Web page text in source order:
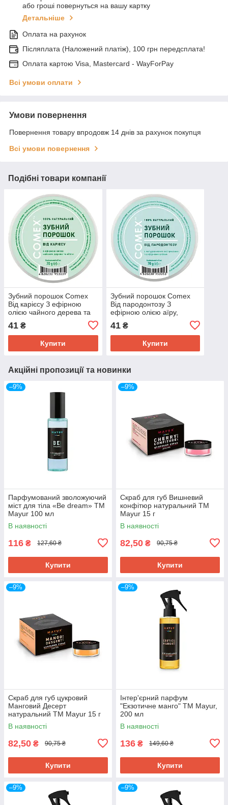
або гроші повернуться на вашу картку
Детальніше
Оплата на рахунок
Післяплата (Наложений платіж), 100 грн передсплата!
Оплата картою Visa, Mastercard - WayForPay
Всі умови оплати
Умови повернення
Повернення товару впродовж 14 днів за рахунок покупця
Всі умови повернення
Подібні товари компанії
Зубний порошок Comex
Від карієсу З ефірною
олією чайного дерева та
(4820230953039)
41 ₴
Купити
Зубний порошок Comex
Від пародонтозу З
ефірною олією аїру,
(4820230953053)
41₴
Купити
Акційні пропозиції та новинки
–9%
Парфумований зволожуючий
міст для тіла «Be dream» ТМ
Mayur 100 мл
В наявності
116 ₴ 127,60 ₴
Купити
–9%
Скраб для губ Вишневий
конфітюр натуральний ТМ
Mayur 15 г
В наявності
82,50 ₴ 90,75 ₴
Купити
–9%
Скраб для губ цукровий
Манговий Десерт
натуральний ТМ Mayur 15 г
В наявності
82,50 ₴ 90,75 ₴
Купити
–9%
Інтер'єрний парфум
"Екзотичне манго" ТМ Mayur,
200 мл
В наявності
136 ₴ 149,60 ₴
Купити
–9% –9%